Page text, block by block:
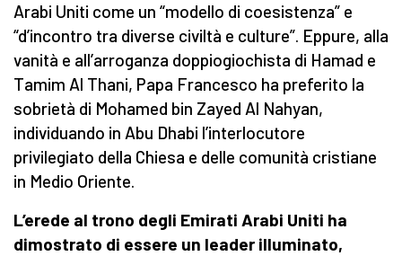
Arabi Uniti come un “modello di coesistenza” e
“d’incontro tra diverse civiltà e culture”. Eppure, alla
vanità e all’arroganza doppiogiochista di Hamad e
Tamim Al Thani, Papa Francesco ha preferito la
sobrietà di Mohamed bin Zayed Al Nahyan,
individuando in Abu Dhabi l’interlocutore
privilegiato della Chiesa e delle comunità cristiane
in Medio Oriente.
L’erede al trono degli Emirati Arabi Uniti ha
dimostrato di essere un leader illuminato,